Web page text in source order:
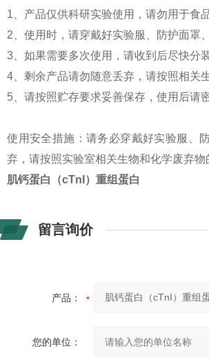
1、 产品仅供科研实验使用，请勿用于食
2、使用时，请穿戴好实验服、防护面罩
3、如果需要多次使用，请收到后尽快分
4、剩余产品请勿随意丢弃，请按照相关
5、请按照贮存要求妥善保存，使用后请
使用安全措施：请务必穿戴好实验服、
弃，请按照实验室相关生物和化学废弃物
肌钙蛋白（cTnI ）重组蛋白
留言询价
产品：
您的单位：